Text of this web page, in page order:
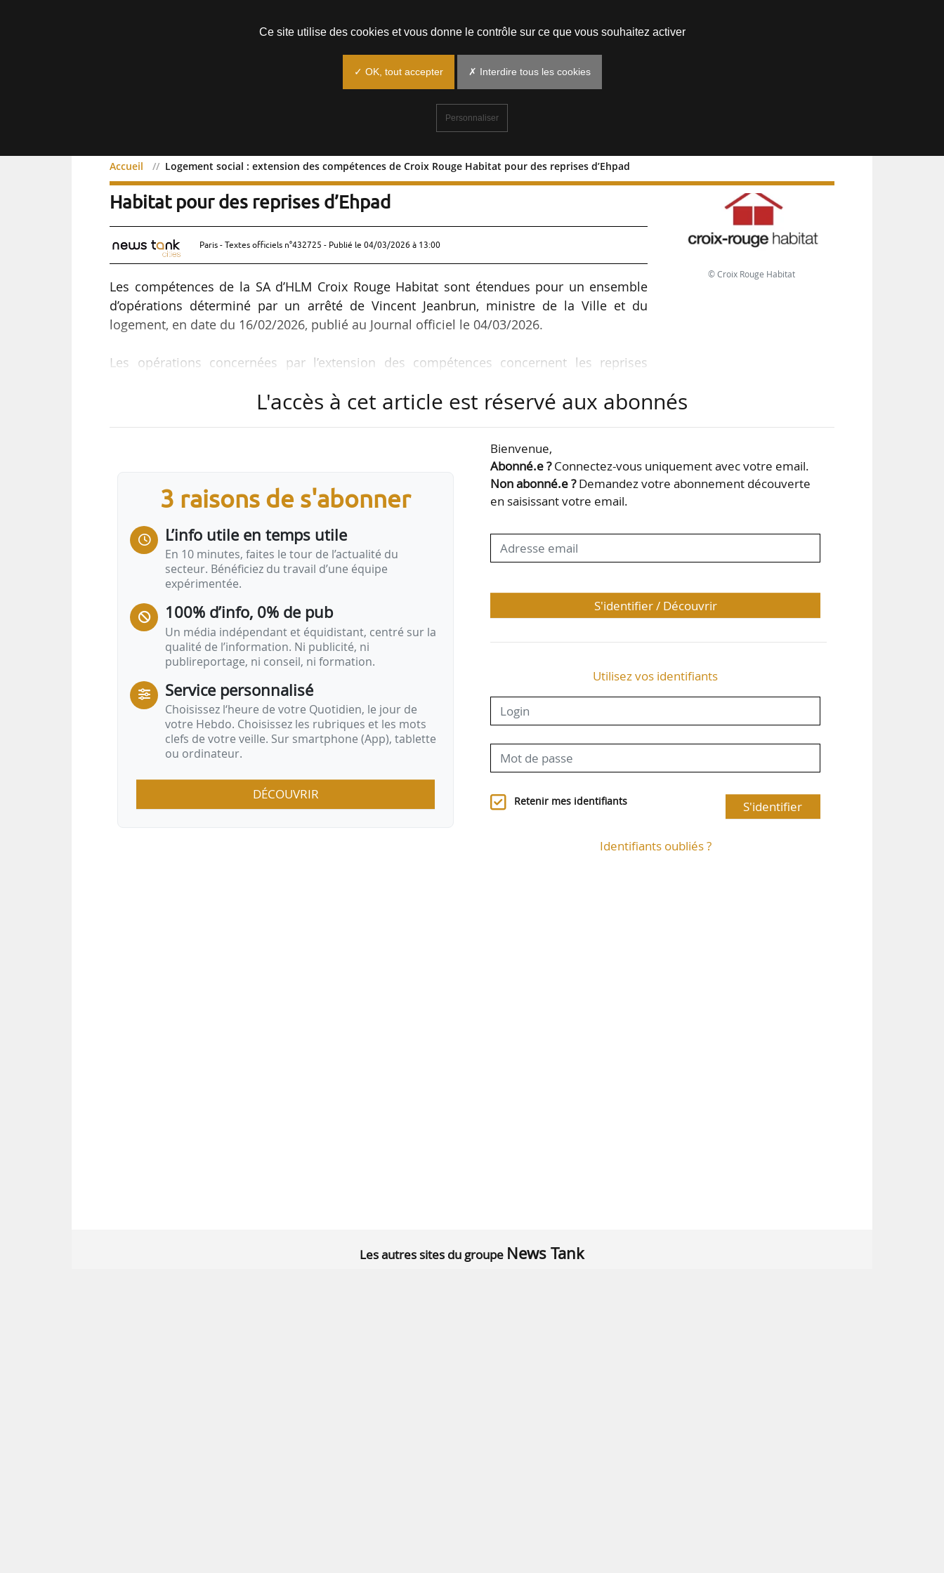
Accueil Logement social : extension des compétences de Croix Rouge Habitat pour des reprises d’Ehpad
Logement social : extension des compétences de Croix Rouge
Habitat pour des reprises d’Ehpad
Paris - Textes officiels n°432725 - Publié le 04/03/2026 à 13:00
Les compétences de la SA d’HLM Croix Rouge Habitat sont étendues pour un ensemble
d’opérations déterminé par un arrêté de Vincent Jeanbrun, ministre de la Ville et du
logement, en date du 16/02/2026, publié au Journal officiel le 04/03/2026.
Les opérations concernées par l’extension des compétences concernent les reprises
• “La Maison du Côteau” située 2, allée André-Vinson, à Antibes (Alpes-Maritimes) ;
• “La Mare au Clerc” et son extension, situées 35, rue Sarah-Bernhardt, au Havre (Seine-
Maritimes) ;
© Croix Rouge Habitat
L'accès à cet article est réservé aux abonnés
3 raisons de s'abonner
L’info utile en temps utile
En 10 minutes, faites le tour de l’actualité du
secteur. Bénéficiez du travail d’une équipe
expérimentée.
100% d’info, 0% de pub
Un média indépendant et équidistant, centré sur la
qualité de l’information. Ni publicité, ni
publireportage, ni conseil, ni formation.
Service personnalisé
Choisissez l‘heure de votre Quotidien, le jour de
votre Hebdo. Choisissez les rubriques et les mots
clefs de votre veille. Sur smartphone (App), tablette
ou ordinateur.
DÉCOUVRIR
Bienvenue,
Abonné.e ?Connectez-vous uniquement avec votre email.
Non abonné.e ?Demandez votre abonnement découverte
en saisissant votre email.
S'identifier / Découvrir
Utilisez vos identifiants
Retenir mes identifiants S'identifier
Identifiants oubliés ?
Les autres sites du groupe News Tank
Ce site utilise des cookies et vous donne le contrôle sur ce que vous souhaitez activer
✓ OK, tout accepter ✗ Interdire tous les cookies
Personnaliser